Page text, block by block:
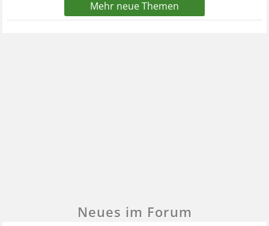
Mehr neue Themen
Neues im Forum